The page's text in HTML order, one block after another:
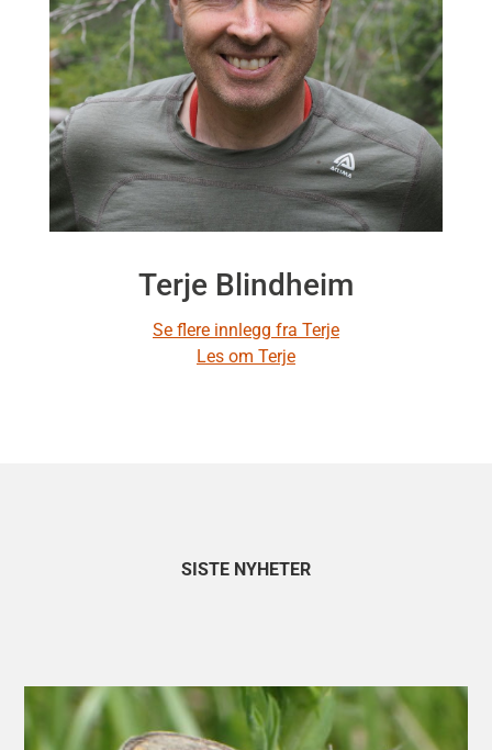
Terje Blindheim
Se flere innlegg fra Terje
Les om Terje
SISTE NYHETER